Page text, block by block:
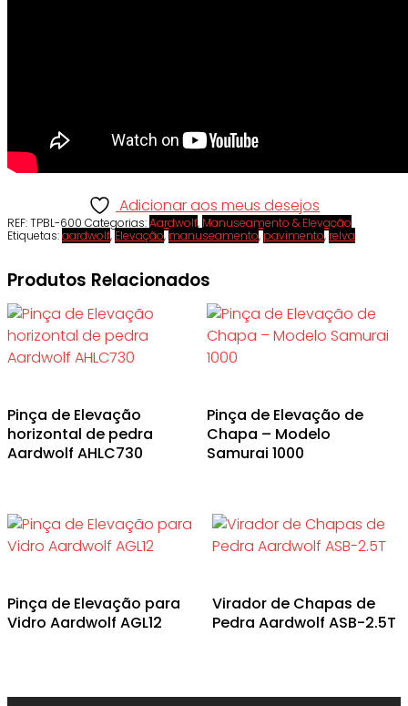
Adicionar aos meus desejos
REF:TPBL-600 Categorias:Aardwolf, Manuseamento & Elevação
Etiquetas:aardwolf, Elevação,manuseamento,pavimento,relva
Produtos Relacionados
Pinça de Elevação
horizontal de pedra
Aardwolf AHLC730
Pinça de Elevação de
Chapa – Modelo
Samurai 1000
Pinça de Elevação para
Vidro Aardwolf AGL12
Virador de Chapas de
Pedra Aardwolf ASB-2.5T